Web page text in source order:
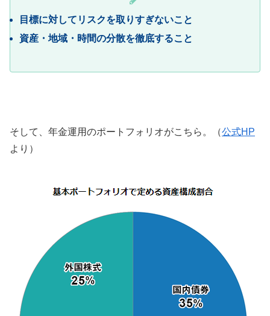
目標に対してリスクを取りすぎないこと
資産・地域・時間の分散を徹底すること
そして、年金運用のポートフォリオがこちら。（公式HP
より）